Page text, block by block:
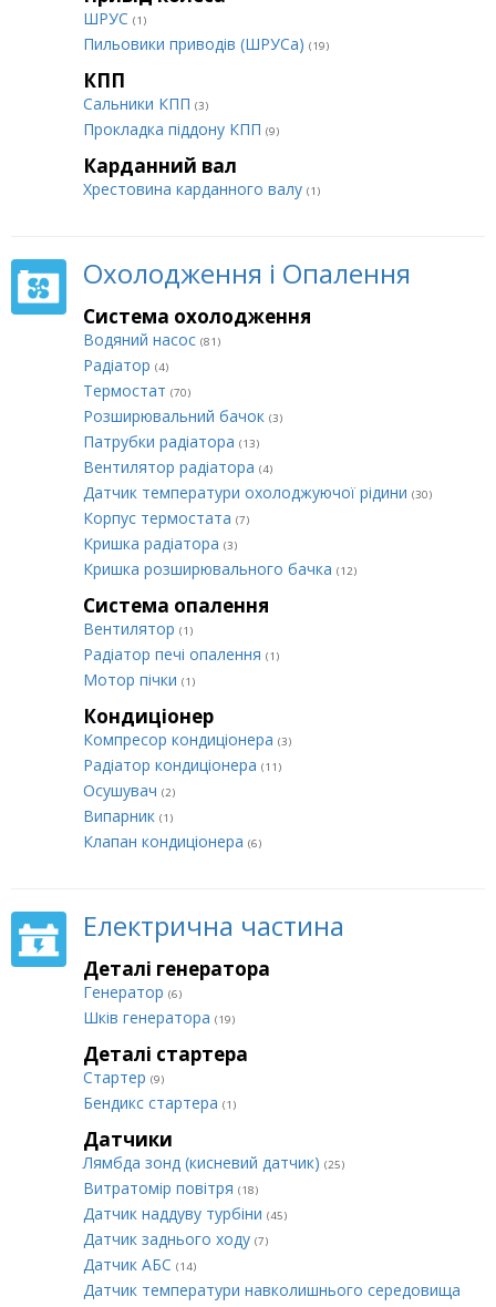
ШРУС (1)
Пильовики приводів (ШРУСа) (19)
КПП
Сальники КПП (3)
Прокладка піддону КПП (9)
Карданний вал
Хрестовина карданного валу (1)
Охолодження і Опалення
Система охолодження
Водяний насос (81)
Радіатор (4)
Термостат (70)
Розширювальний бачок (3)
Патрубки радіатора (13)
Вентилятор радіатора (4)
Датчик температури охолоджуючої рідини (30)
Корпус термостата (7)
Кришка радіатора (3)
Кришка розширювального бачка (12)
Система опалення
Вентилятор (1)
Радіатор печі опалення (1)
Мотор пічки (1)
Кондиціонер
Компресор кондиціонера (3)
Радіатор кондиціонера (11)
Осушувач (2)
Випарник (1)
Клапан кондиціонера (6)
Електрична частина
Деталі генератора
Генератор (6)
Шків генератора (19)
Деталі стартера
Стартер (9)
Бендикс стартера (1)
Датчики
Лямбда зонд (кисневий датчик) (25)
Витратомір повітря (18)
Датчик наддуву турбіни (45)
Датчик заднього ходу (7)
Датчик АБС (14)
Датчик температури навколишнього середовища